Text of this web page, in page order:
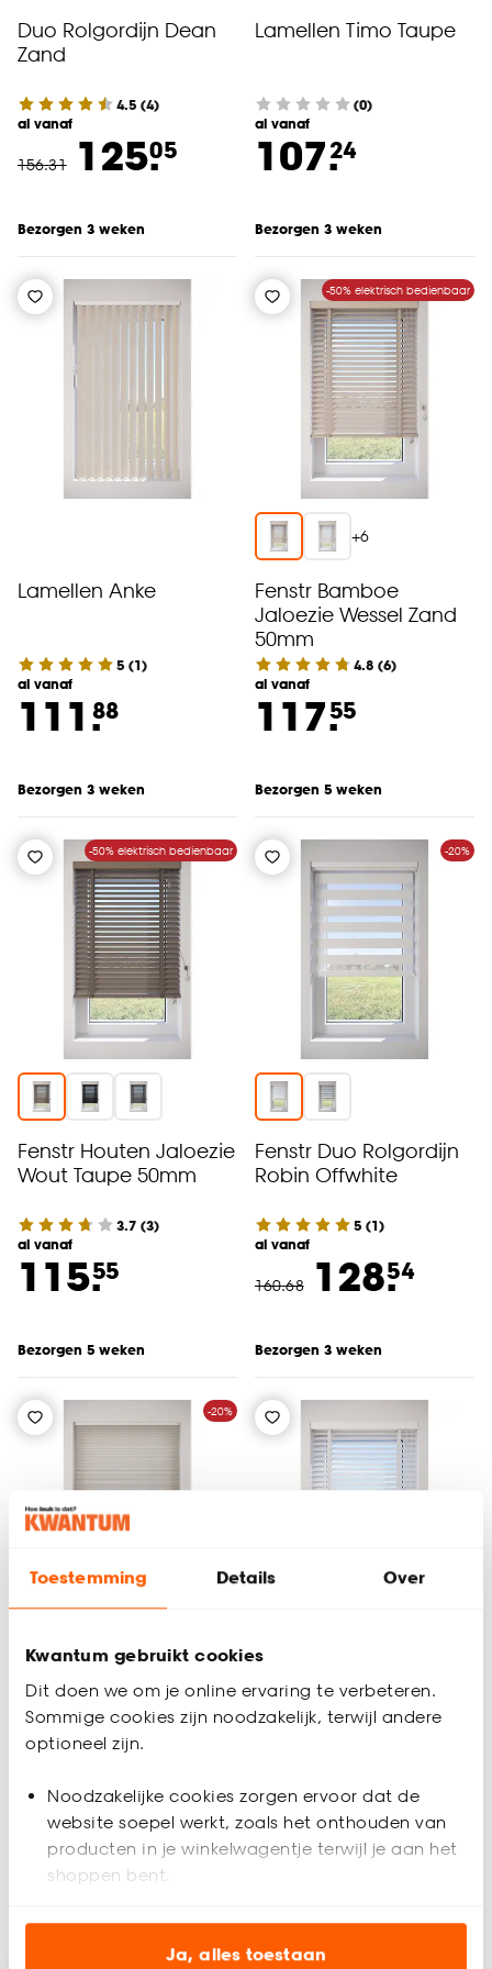
Toestemming Details Over
Kwantum gebruikt cookies
Dit doen we om je online ervaring te verbeteren.
Sommige cookies zijn noodzakelijk, terwijl andere
optioneel zijn.
Noodzakelijke cookies zorgen ervoor dat de
website soepel werkt, zoals het onthouden van
producten in je winkelwagentje terwijl je aan het
shoppen bent.
Analytische cookies (optioneel) helpen ons de
website te verbeteren voor jou en al onze andere
Ja, alles toestaan
Duo Rolgordijn Dean
Zand
4.5 (4)
al vanaf
156.31 125.05
Bezorgen 3 weken
Lamellen Timo Taupe
(0)
al vanaf
107.24
Bezorgen 3 weken
Lamellen Anke
5 (1)
al vanaf
111.88
Bezorgen 3 weken
-50% elektrisch bedienbaar
+6
Fenstr Bamboe
Jaloezie Wessel Zand
50mm
4.8 (6)
al vanaf
117.55
Bezorgen 5 weken
-50% elektrisch bedienbaar
Fenstr Houten Jaloezie
Wout Taupe 50mm
3.7 (3)
al vanaf
115.55
Bezorgen 5 weken
-20%
Fenstr Duo Rolgordijn
Robin Offwhite
5 (1)
al vanaf
160.68 128.54
Bezorgen 3 weken
-20%
+2
Fenstr Dubbel Plissé
Jana Zand
Lichtdoorlatend
4.4 22
al vanaf
63 62.10
Houten Jaloezie
Xander Wit 50mm
4.4 22
al vanaf
107.95